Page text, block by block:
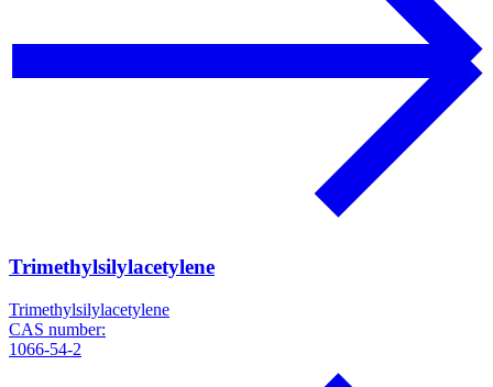
Trimethylsilylacetylene
Trimethylsilylacetylene
CAS number:
1066-54-2